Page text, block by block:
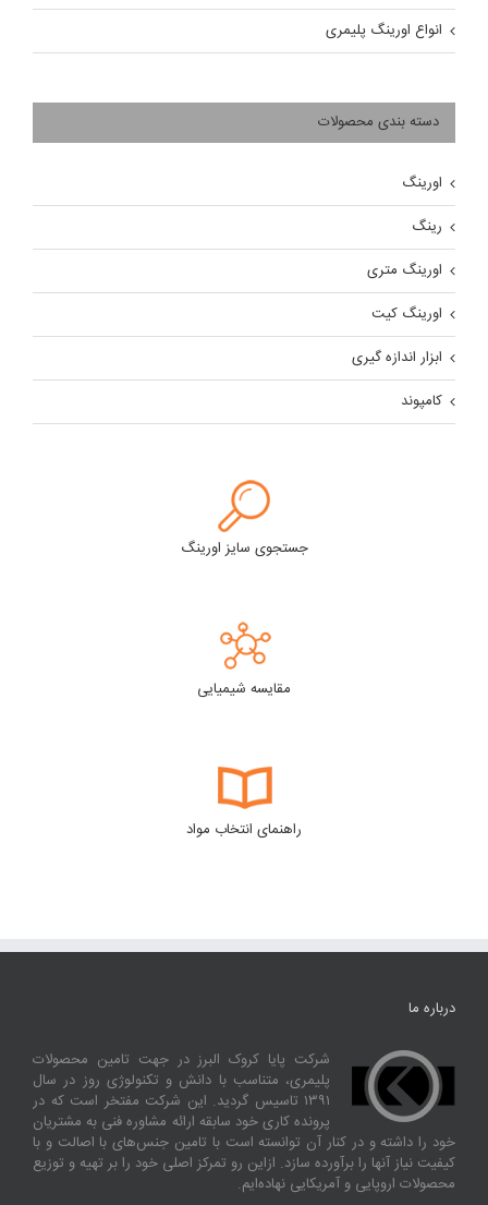
انواع اورینگ پلیمری
دسته بندی محصولات
اورینگ
رینگ
اورینگ متری
اورینگ کیت
ابزار اندازه گیری
کامپوند
جستجوی سایز اورینگ
مقایسه شیمیایی
راهنمای انتخاب مواد
درباره ما
شرکت پایا کروک البرز در جهت تامین محصولات
پلیمری، متناسب با دانش و تکنولوژی روز در سال
۱۳۹۱ تاسیس گردید. این شرکت مفتخر است که در
پرونده کاری خود سابقه ارائه مشاوره فنی به مشتریان
خود را داشته و در کنار آن توانسته‌ است با تامین جنس‌های با اصالت و با
کیفیت نیاز آنها را برآورده سازد. ازاین‌ رو تمرکز اصلی خود را بر تهیه و توزیع
محصولات اروپایی و آمریکایی نهاده‌ایم.